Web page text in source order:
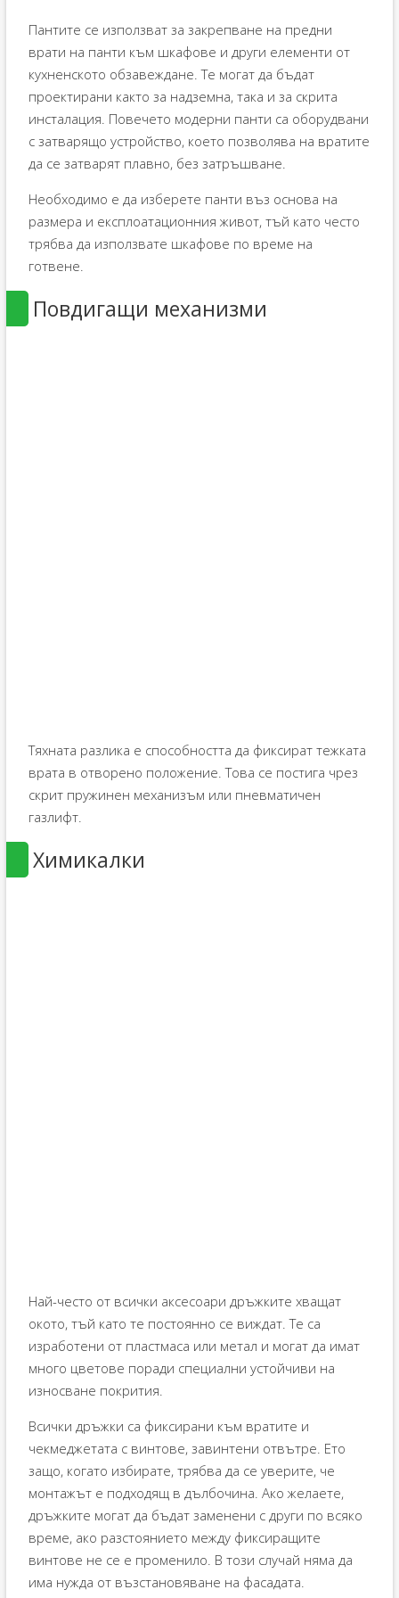
Пантите се използват за закрепване на предни
врати на панти към шкафове и други елементи от
кухненското обзавеждане. Те могат да бъдат
проектирани както за надземна, така и за скрита
инсталация. Повечето модерни панти са оборудвани
с затварящо устройство, което позволява на вратите
да се затварят плавно, без затръшване.
Необходимо е да изберете панти въз основа на
размера и експлоатационния живот, тъй като често
трябва да използвате шкафове по време на
готвене.
Повдигащи механизми
Тяхната разлика е способността да фиксират тежката
врата в отворено положение. Това се постига чрез
скрит пружинен механизъм или пневматичен
газлифт.
Химикалки
Най-често от всички аксесоари дръжките хващат
окото, тъй като те постоянно се виждат. Те са
изработени от пластмаса или метал и могат да имат
много цветове поради специални устойчиви на
износване покрития.
Всички дръжки са фиксирани към вратите и
чекмеджетата с винтове, завинтени отвътре. Ето
защо, когато избирате, трябва да се уверите, че
монтажът е подходящ в дълбочина. Ако желаете,
дръжките могат да бъдат заменени с други по всяко
време, ако разстоянието между фиксиращите
винтове не се е променило. В този случай няма да
има нужда от възстановяване на фасадата.